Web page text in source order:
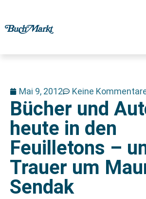
Mai 9, 2012 Keine
Bücher und
heute in den
Feuilletons –
Trauer um
Sendak